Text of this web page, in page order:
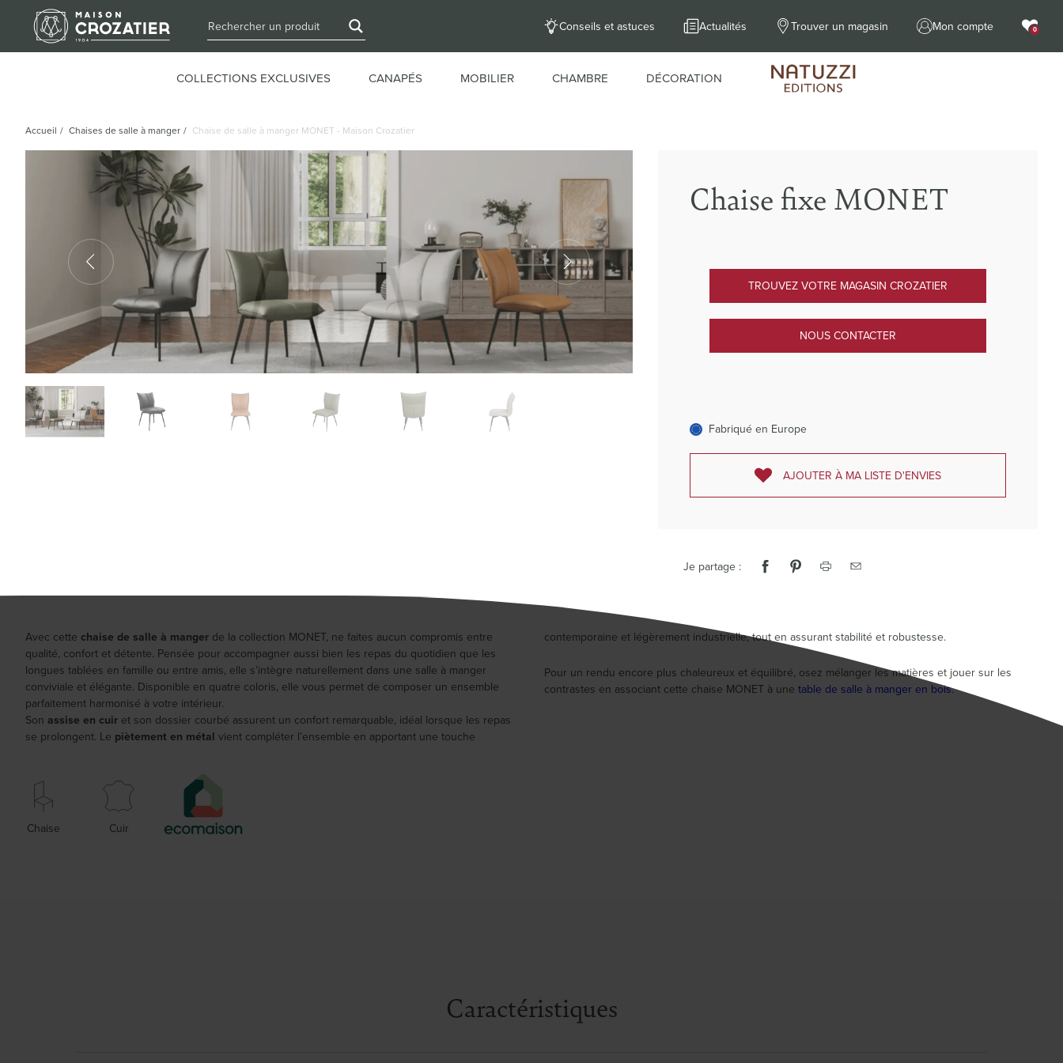
COLLECTIONS EXCLUSIVES CANAPÉS MOBILIER CHAMBRE DÉCORATION
Conseils et astuces Actualités Trouver un magasin Mon compte 0
Accueil / Chaises de salle à manger / Chaise de salle à manger MONET - Maison Crozatier
Chaise fixe MONET
TROUVEZ VOTRE MAGASIN CROZATIER
NOUS CONTACTER
Fabriqué en Europe
AJOUTER À MA LISTE D'ENVIES
Je partage :
Avec cette chaise de salle à manger de la collection MONET, ne faites aucun compromis entre
qualité, confort et détente. Pensée pour accompagner aussi bien les repas du quotidien que les
longues tablées en famille ou entre amis, elle s’intègre naturellement dans une salle à manger
conviviale et élégante. Disponible en quatre coloris, elle vous permet de composer un ensemble
parfaitement harmonisé à votre intérieur.
Son assise en cuir et son dossier courbé assurent un confort remarquable, idéal lorsque les repas
se prolongent. Le piètement en métal vient compléter l’ensemble en apportant une touche
contemporaine et légèrement industrielle, tout en assurant stabilité et robustesse.
Pour un rendu encore plus chaleureux et équilibré, osez mélanger les matières et jouer sur les
contrastes en associant cette chaise MONET à une table de salle à manger en bois.
Chaise Cuir
Caractéristiques